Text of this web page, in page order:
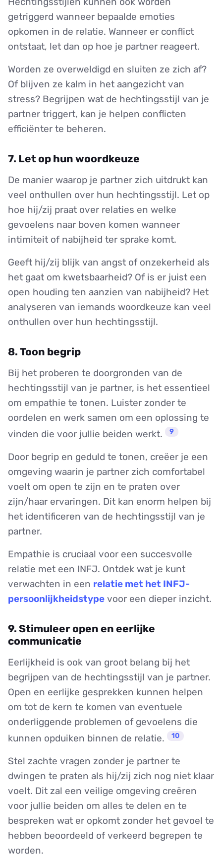
getriggerd wanneer bepaalde emoties
opkomen in de relatie. Wanneer er conflict
ontstaat, let dan op hoe je partner reageert.
Worden ze overweldigd en sluiten ze zich af?
Of blijven ze kalm in het aangezicht van
stress? Begrijpen wat de hechtingsstijl van je
partner triggert, kan je helpen conflicten
efficiënter te beheren.
7. Let op hun woordkeuze
De manier waarop je partner zich uitdrukt kan
veel onthullen over hun hechtingsstijl. Let op
hoe hij/zij praat over relaties en welke
gevoelens naar boven komen wanneer
intimiteit of nabijheid ter sprake komt.
Geeft hij/zij blijk van angst of onzekerheid als
het gaat om kwetsbaarheid? Of is er juist een
open houding ten aanzien van nabijheid? Het
analyseren van iemands woordkeuze kan veel
onthullen over hun hechtingsstijl.
8. Toon begrip
Bij het proberen te doorgronden van de
hechtingsstijl van je partner, is het essentieel
om empathie te tonen. Luister zonder te
oordelen en werk samen om een oplossing te
vinden die voor jullie beiden werkt.
9
Door begrip en geduld te tonen, creëer je een
omgeving waarin je partner zich comfortabel
voelt om open te zijn en te praten over
zijn/haar ervaringen. Dit kan enorm helpen bij
het identificeren van de hechtingsstijl van je
partner.
Empathie is cruciaal voor een succesvolle
relatie met een INFJ. Ontdek wat je kunt
verwachten in een relatie met het INFJ-
persoonlijkheidstype voor een dieper inzicht.
9. Stimuleer open en eerlijke
communicatie
Eerlijkheid is ook van groot belang bij het
begrijpen van de hechtingsstijl van je partner.
Open en eerlijke gesprekken kunnen helpen
om tot de kern te komen van eventuele
onderliggende problemen of gevoelens die
kunnen opduiken binnen de relatie.
10
Stel zachte vragen zonder je partner te
dwingen te praten als hij/zij zich nog niet klaar
voelt. Dit zal een veilige omgeving creëren
voor jullie beiden om alles te delen en te
bespreken wat er opkomt zonder het gevoel te
hebben beoordeeld of verkeerd begrepen te
worden.